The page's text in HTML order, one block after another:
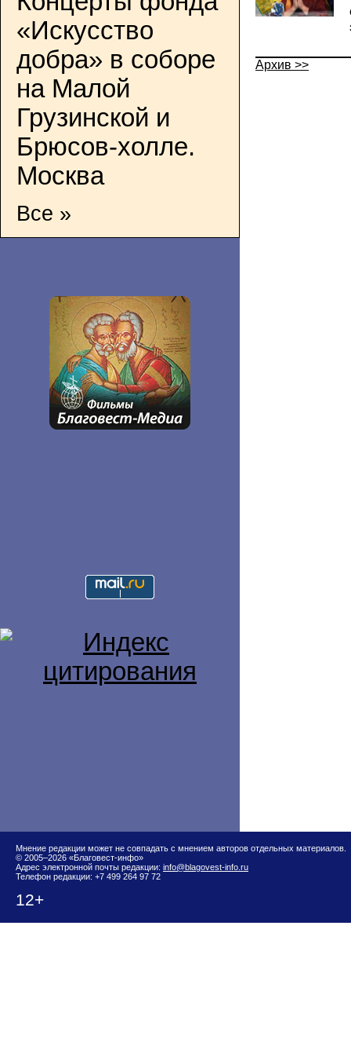
«Искусство
добра» в соборе
на Малой
Грузинской и
Брюсов-холле.
Москва
Все »
Архив >>
Мнение редакции может не совпадать с мнением авторов отдельных материалов.
© 2005–2026 «Благовест-инфо»
Адрес электронной почты редакции: info@blagovest-info.ru
Телефон редакции: +7 499 264 97 72
12+